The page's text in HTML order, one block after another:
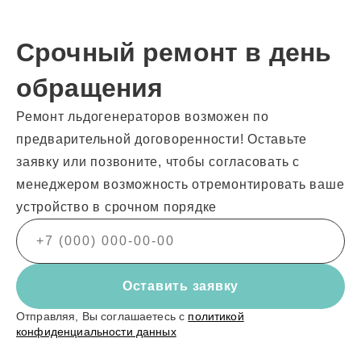
Срочный ремонт в день
обращения
Ремонт льдогенераторов возможен по
предварительной договоренности! Оставьте
заявку или позвоните, чтобы согласовать с
менеджером возможность отремонтировать ваше
устройство в срочном порядке
Оставить заявку
Отправляя, Вы соглашаетесь с политикой
конфиденциальности данных